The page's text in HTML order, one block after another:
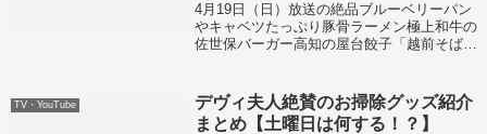
4月19日（日）放送の絶品ブルーベリーパン
やキャベツたっぷり豚骨ラーメン極上和牛の
佐世保バーガー高知の屋台餃子「越前そば」
いました！
TV・YouTube
デヴィ夫人絶賛のお掃除グッズ紹介
まとめ【土曜日は何する！？】